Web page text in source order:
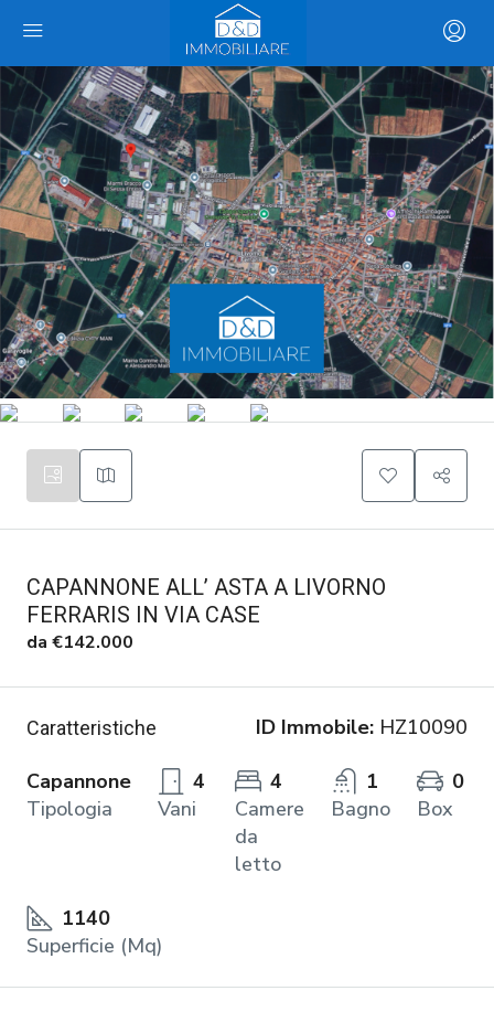
CAPANNONE ALL’ ASTA A LIVORNO
FERRARIS IN VIA CASE
da €142.000
Caratteristiche ID Immobile: HZ10090
Capannone
Tipologia
4
Vani
4
Camere
da
letto
1
Bagno
0
Box
1140
Superficie (Mq)